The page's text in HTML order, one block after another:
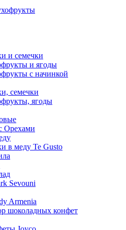
и семечки
и ягоды
с начинкой
семечки
ягоды
Орехами
в меду Te Gusto
Sevouni
Armenia
шоколадных конфет